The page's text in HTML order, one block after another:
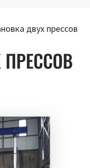
двух прессов